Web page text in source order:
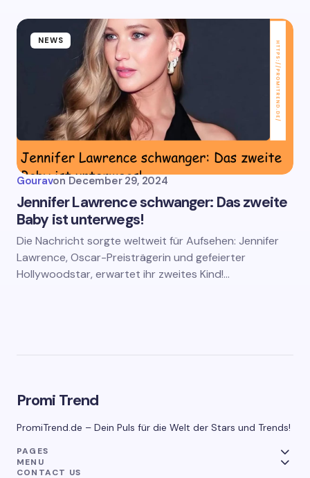
NEWS
Gouravon December 29, 2024
Jennifer Lawrence schwanger: Das zweite
Baby ist unterwegs!
Die Nachricht sorgte weltweit für Aufsehen: Jennifer
Lawrence, Oscar-Preisträgerin und gefeierter
Hollywoodstar, erwartet ihr zweites Kind!…
Promi Trend
PromiTrend.de – Dein Puls für die Welt der Stars und Trends!
PAGES
MENU
CONTACT US